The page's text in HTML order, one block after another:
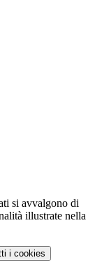
si avvalgono di
illustrate nella
i cookies